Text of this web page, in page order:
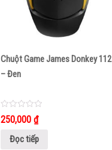
Chuột Game James Donkey 112
– Đen
0
out
250,000 ₫
Đọc tiếp